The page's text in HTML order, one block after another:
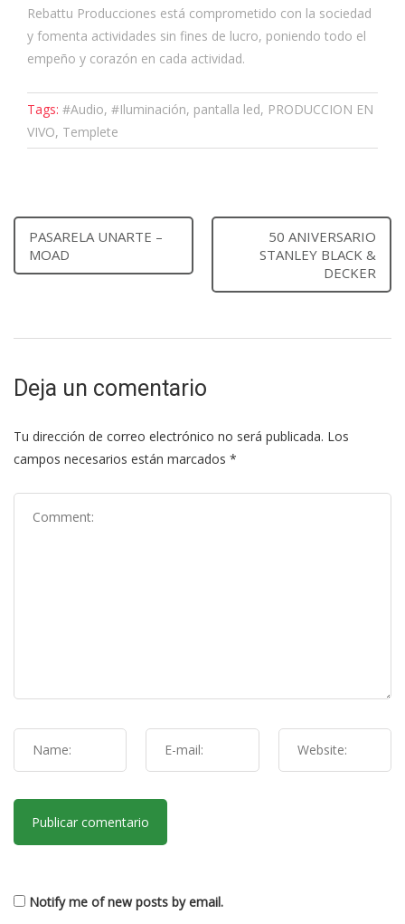
Rebattu Producciones está comprometido con la sociedad
y fomenta actividades sin fines de lucro, poniendo todo el
empeño y corazón en cada actividad.
Tags: #Audio, #Iluminación, pantalla led, PRODUCCION EN
VIVO, Templete
PASARELA UNARTE –
MOAD
50 ANIVERSARIO
STANLEY BLACK &
DECKER
Deja un comentario
Tu dirección de correo electrónico no será publicada. Los
campos necesarios están marcados *
Notify me of new posts by email.